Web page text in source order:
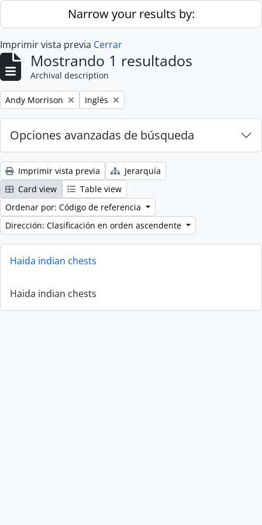
Skip to main contentNarrow your results by:
Imprimir vista previa Cerrar
Mostrando 1 resultados
Archival description
Remove filter:
Andy Morrison Remove filter:
Inglés
Opciones avanzadas de búsqueda
Imprimir vista previa
Jerarquía
Card view
Table view
Ordenar por: Código de referencia
Dirección: Clasificación en orden ascendente
Haida indian chests
Haida indian chests